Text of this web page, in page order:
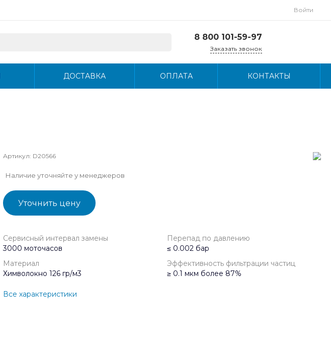
Войти
8 800 101-59-97
Заказать звонок
ДОСТАВКА ОПЛАТА КОНТАКТЫ
Артикул: D20566
Наличие уточняйте у менеджеров
Уточнить цену
Сервисный интервал замены
3000 моточасов
Перепад по давлению
≤ 0.002 бар
Материал
Химволокно 126 гр/м3
Эффективность фильтрации частиц
≥ 0.1 мкм более 87%
Все характеристики